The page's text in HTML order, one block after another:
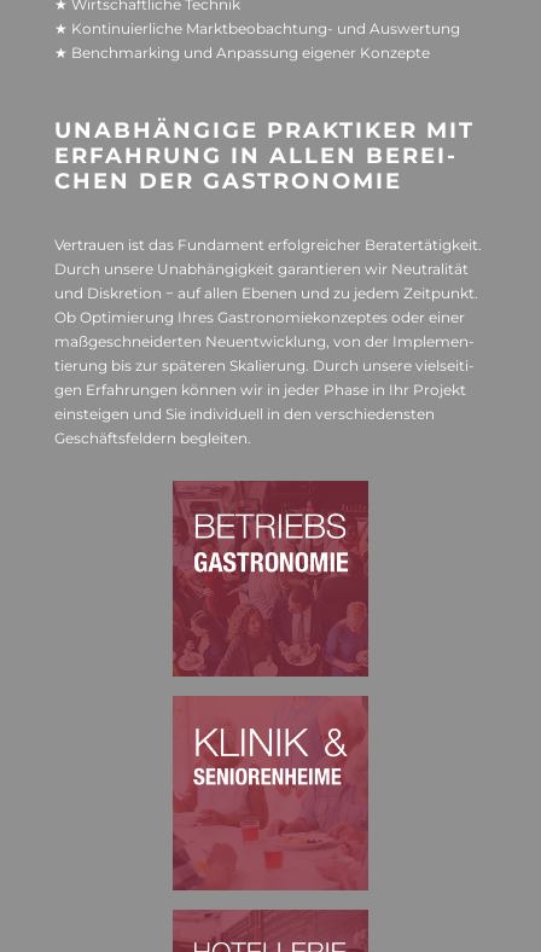
★ Wirt­schaft­li­che Tech­nik
★ Kon­ti­nu­ier­li­che Markt­be­ob­ach­tung- und Aus­wer­tung
★ Bench­mar­king und Anpas­sung eige­ner Konzepte
UNAB­HÄN­GIGE PRAK­TI­KER MIT
ERFAH­RUNG IN ALLEN BEREI­
CHEN DER GASTRONOMIE
Ver­trauen ist das Fun­da­ment erfolg­rei­cher Bera­ter­tä­tig­keit.
Durch unsere Unab­hän­gig­keit garan­tie­ren wir Neu­tra­li­tät
und Dis­kre­tion − auf allen Ebe­nen und zu jedem Zeit­punkt.
Ob Opti­mie­rung Ihres Gas­tro­no­mie­kon­zep­tes oder einer
maß­ge­schnei­der­ten Neu­ent­wick­lung, von der Imple­men­
tie­rung bis zur spä­te­ren Ska­lie­rung. Durch unsere viel­sei­ti­
gen Erfah­run­gen kön­nen wir in jeder Phase in Ihr Pro­jekt
ein­stei­gen und Sie indi­vi­du­ell in den ver­schie­dens­ten
Geschäfts­fel­dern begleiten.